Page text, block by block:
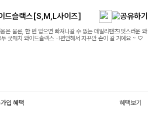
드슬랙스[S,M,L사이즈]
은 물론, 한 번 입으면 빠져나갈 수 없는 데일리팬츠!멋스러운 와
두 굿매치 와이드슬랙스 -!편안해서 자꾸만 손이 갈 거예요 ~ ♡
입 혜택 혜택보기